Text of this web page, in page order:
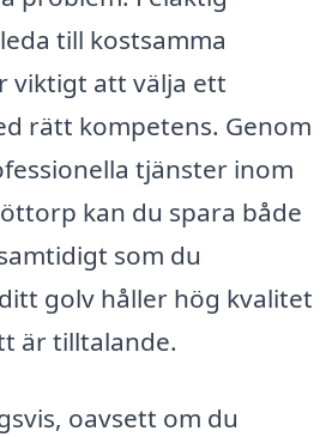
till kostsamma
viktigt att välja ett
rätt kompetens. Genom
tjänster inom
kan du spara både
som du
golv håller hög kvalitet
är tilltalande.
oavsett om du